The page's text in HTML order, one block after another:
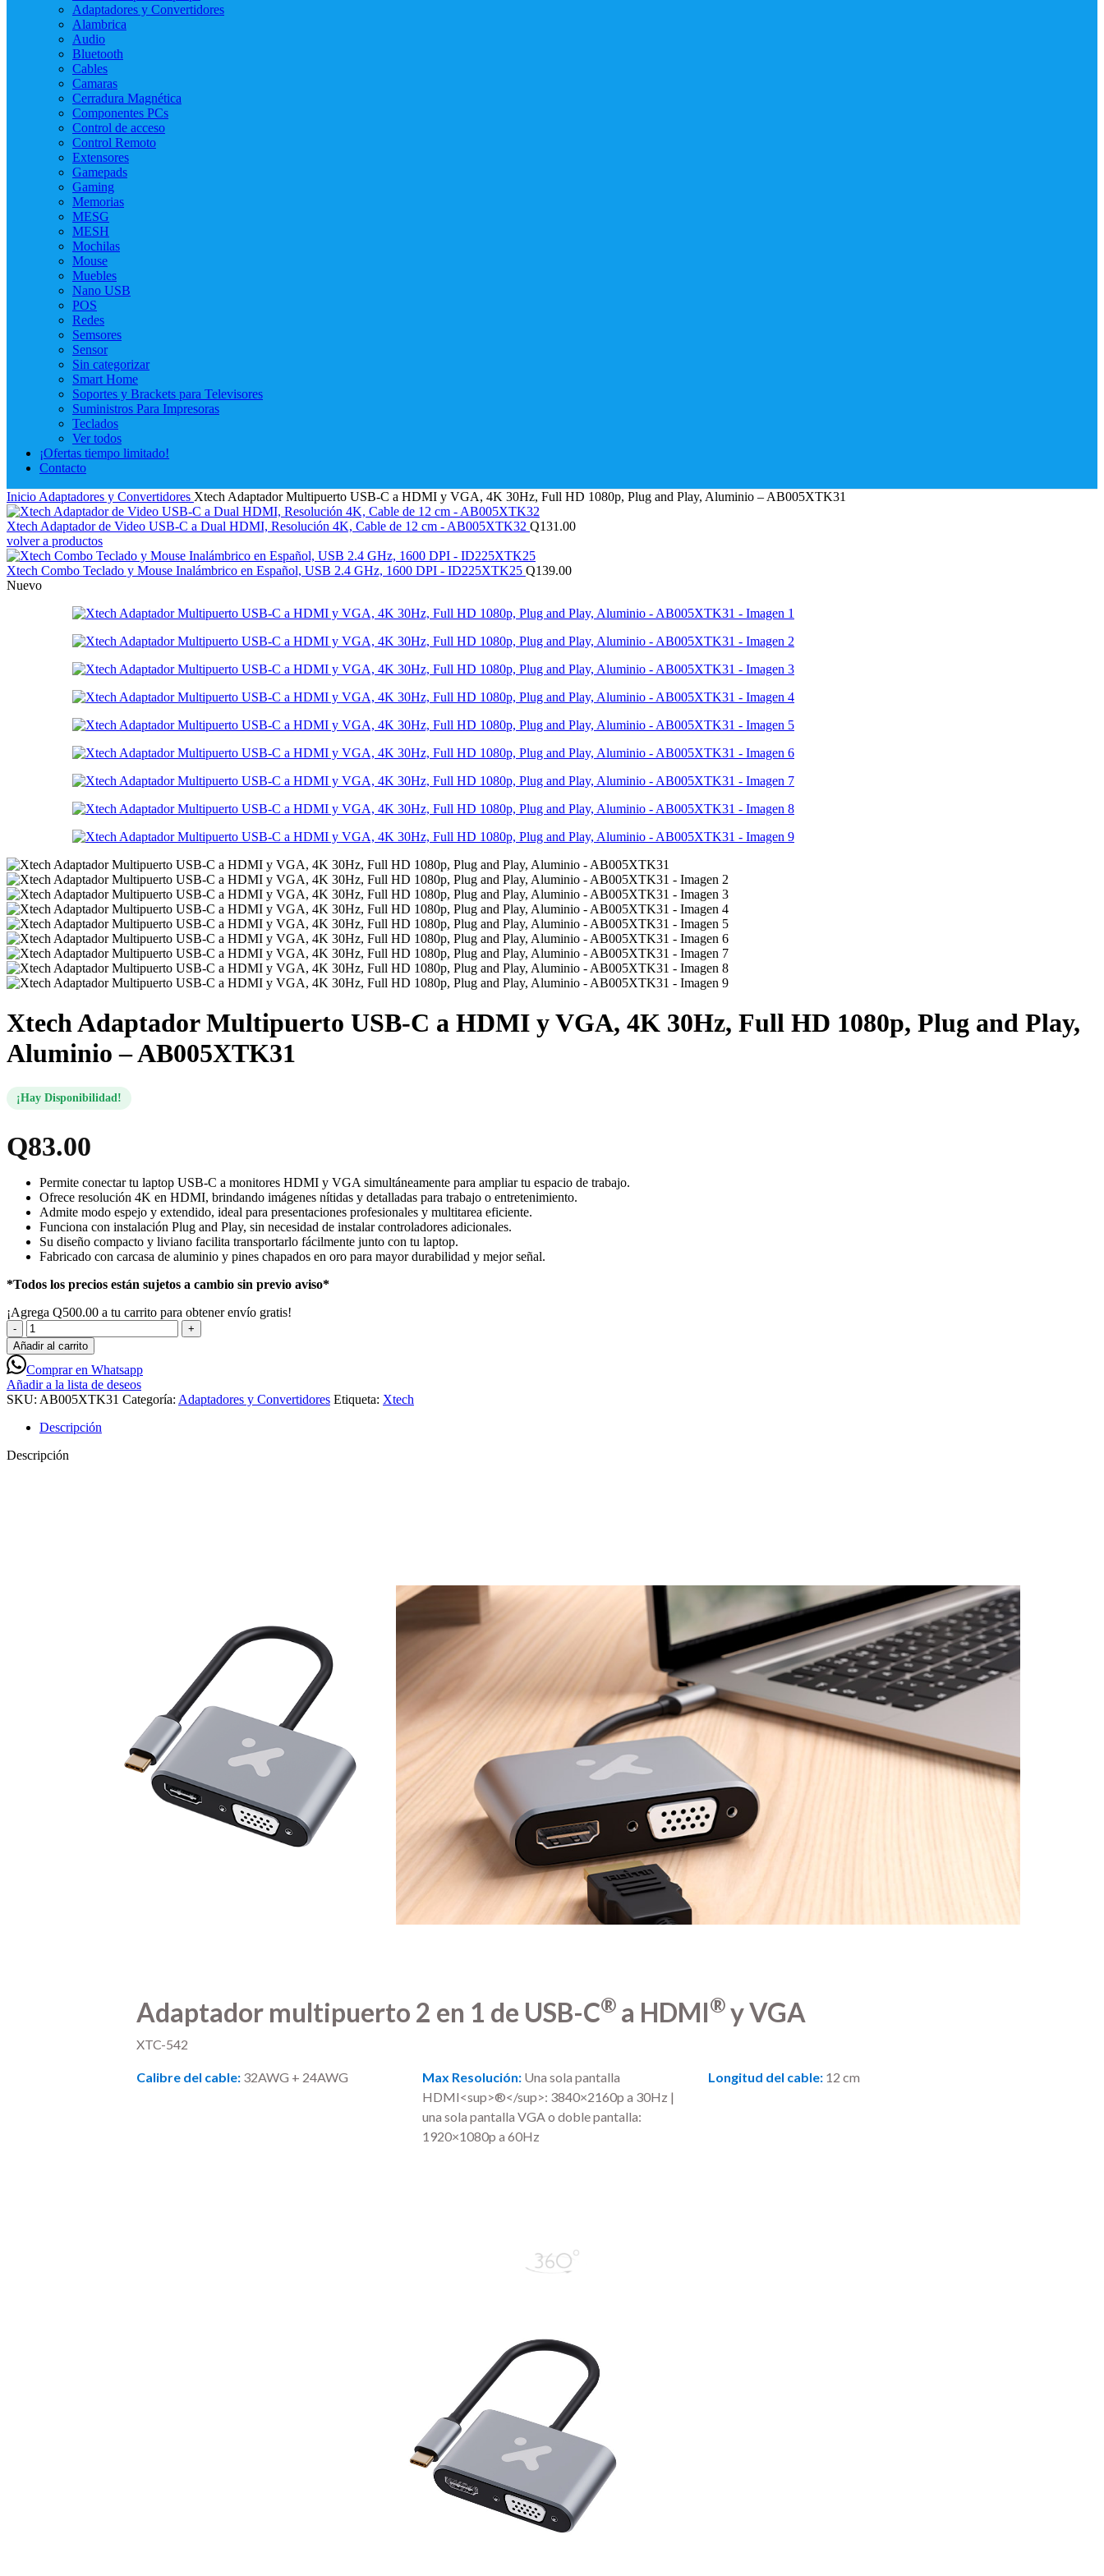
Adaptadores y Convertidores
Alambrica
Audio
Bluetooth
Cables
Camaras
Cerradura Magnética
Componentes PCs
Control de acceso
Control Remoto
Extensores
Gamepads
Gaming
Memorias
MESG
MESH
Mochilas
Mouse
Muebles
Nano USB
POS
Redes
Semsores
Sensor
Sin categorizar
Smart Home
Soportes y Brackets para Televisores
Suministros Para Impresoras
Teclados
Ver todos
¡Ofertas tiempo limitado!
Contacto
Inicio Adaptadores y Convertidores Xtech Adaptador Multipuerto USB-C a HDMI y VGA, 4K 30Hz, Full HD 1080p, Plug and Play, Aluminio – AB005XTK31
Xtech Adaptador de Video USB-C a Dual HDMI, Resolución 4K, Cable de 12 cm - AB005XTK32 Q131.00
volver a productos
Xtech Combo Teclado y Mouse Inalámbrico en Español, USB 2.4 GHz, 1600 DPI - ID225XTK25 Q139.00
Nuevo
Xtech Adaptador Multipuerto USB-C a HDMI y VGA, 4K 30Hz, Full HD 1080p, Plug and Play,
Aluminio – AB005XTK31
¡Hay Disponibilidad!
Q83.00
Permite conectar tu laptop USB-C a monitores HDMI y VGA simultáneamente para ampliar tu espacio de trabajo.
Ofrece resolución 4K en HDMI, brindando imágenes nítidas y detalladas para trabajo o entretenimiento.
Admite modo espejo y extendido, ideal para presentaciones profesionales y multitarea eficiente.
Funciona con instalación Plug and Play, sin necesidad de instalar controladores adicionales.
Su diseño compacto y liviano facilita transportarlo fácilmente junto con tu laptop.
Fabricado con carcasa de aluminio y pines chapados en oro para mayor durabilidad y mejor señal.
*Todos los precios están sujetos a cambio sin previo aviso*
¡Agrega Q500.00 a tu carrito para obtener envío gratis!
Xtech
Adaptador
Multipuerto
USB-
C
a
y
4K
Añadir al carrito
Comprar en Whatsapp
Añadir a la lista de deseos
SKU: AB005XTK31 Categoría: Adaptadores y Convertidores Etiqueta: Xtech
Descripción
Descripción